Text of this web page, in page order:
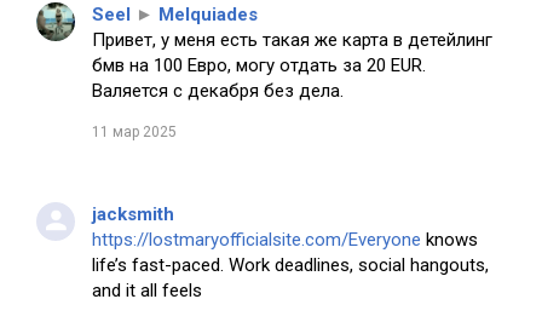
Seel ► Melquiades
Привет, у меня есть такая же карта в детейлинг
бмв на 100 Евро, могу отдать за 20 EUR.
Валяется с декабря без дела.
11 мар 2025
jacksmith
https://lostmaryofficialsite.com/Everyone knows
life’s fast-paced. Work deadlines, social hangouts,
and it all feels